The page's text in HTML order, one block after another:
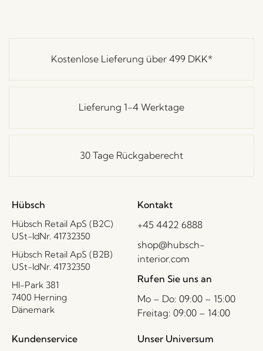
Kostenlose Lieferung über 499 DKK*
Lieferung 1-4 Werktage
30 Tage Rückgaberecht
Hübsch
Hübsch Retail ApS (B2C)
USt-IdNr. 41732350
Hübsch Retail ApS (B2B)
USt-IdNr. 41732350
HI-Park 381
7400 Herning
Dänemark
Kontakt
+45 4422 6888
shop@hubsch-
interior.com
Rufen Sie uns an
Mo – Do: 09:00 – 15:00
Freitag: 09:00 – 14:00
Kundenservice Unser Universum